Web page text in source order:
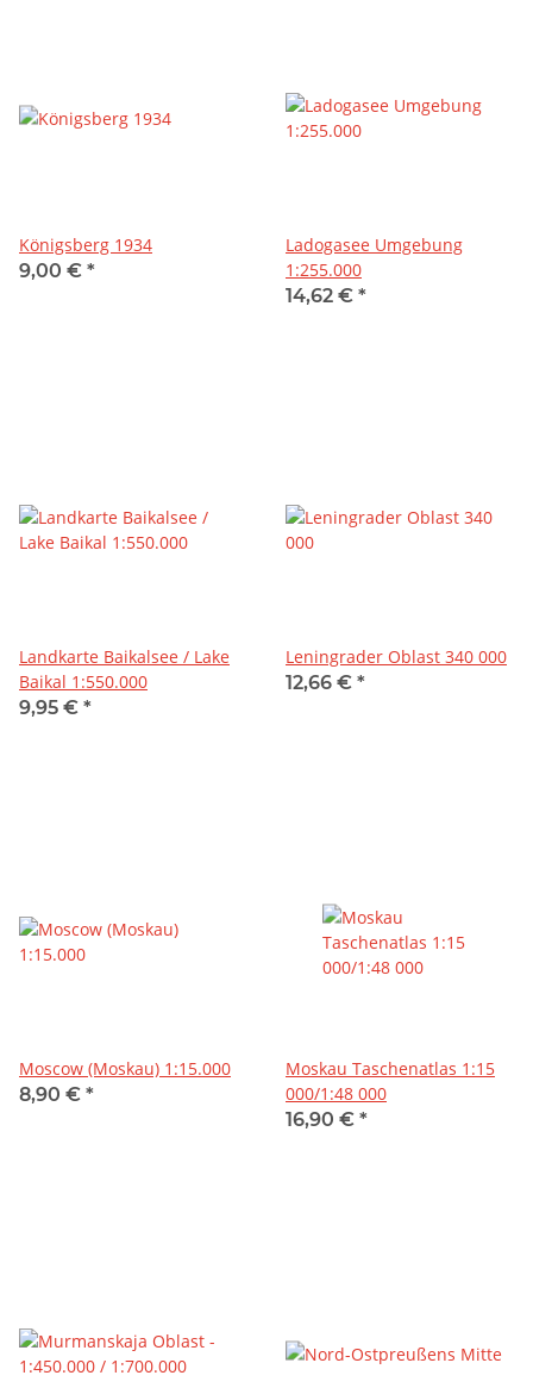
Königsberg 1934
9,00 € *
Ladogasee Umgebung
1:255.000
14,62 € *
Landkarte Baikalsee / Lake
Baikal 1:550.000
9,95 € *
Leningrader Oblast 340 000
12,66 € *
Moscow (Moskau) 1:15.000
8,90 € *
Moskau Taschenatlas 1:15
000/1:48 000
16,90 € *